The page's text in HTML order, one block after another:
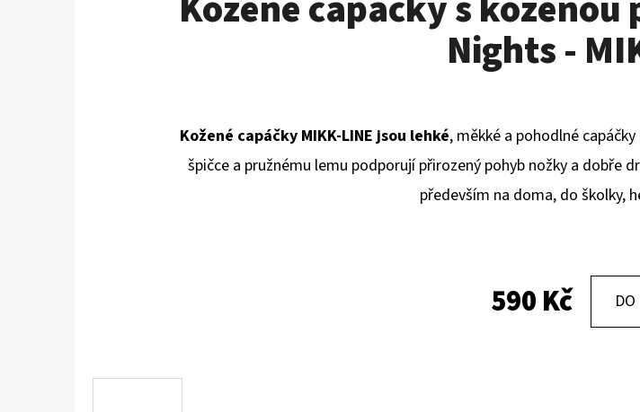
Nights -
Kožené capáčky MIKK-LINE jsou lehké, měkké a pohodlné
špičce a pružnému lemu podporují přirozený pohyb nožky a dobře
především na doma, do školky,
590 Kč
DOPORUČUJEME